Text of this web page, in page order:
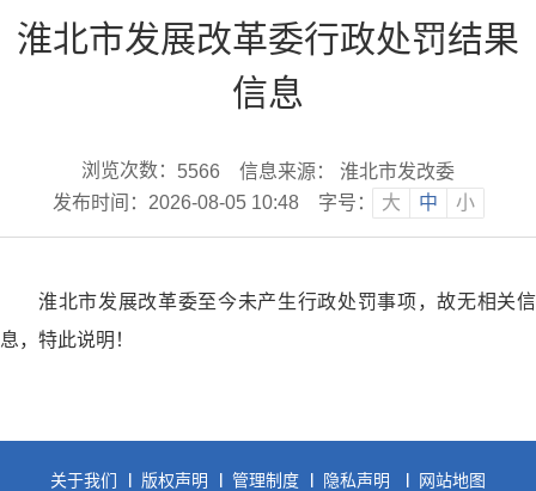
淮北市发展改革委行政处罚结果
信息
浏览次数： 5566
信息来源： 淮北市发改委
发布时间：2026-08-05 10:48
字号： 大 中 小
淮北市发展改革委至今未产生行政处罚事项，故无相关信
息，特此说明！
关于我们 版权声明 管理制度 隐私声明 网站地图